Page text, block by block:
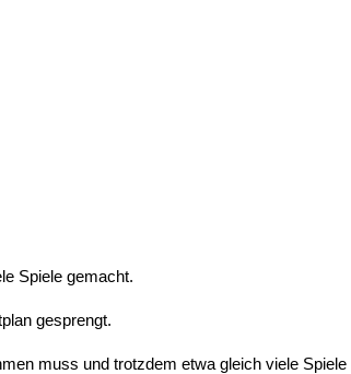
Spiele gemacht.
gesprengt.
muss und trotzdem etwa gleich viele Spiele